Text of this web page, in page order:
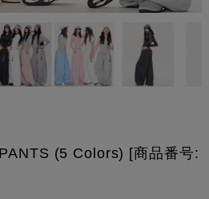
(5 Colors) [商品番号: